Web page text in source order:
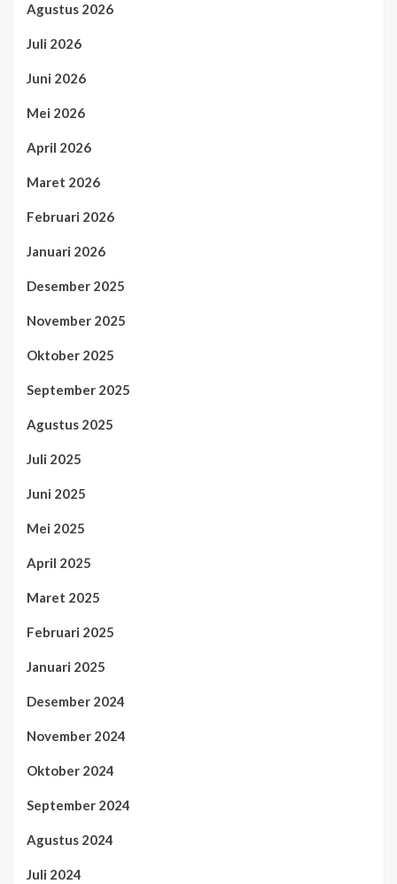
Agustus 2026
Juli 2026
Juni 2026
Mei 2026
April 2026
Maret 2026
Februari 2026
Januari 2026
Desember 2025
November 2025
Oktober 2025
September 2025
Agustus 2025
Juli 2025
Juni 2025
Mei 2025
April 2025
Maret 2025
Februari 2025
Januari 2025
Desember 2024
November 2024
Oktober 2024
September 2024
Agustus 2024
Juli 2024